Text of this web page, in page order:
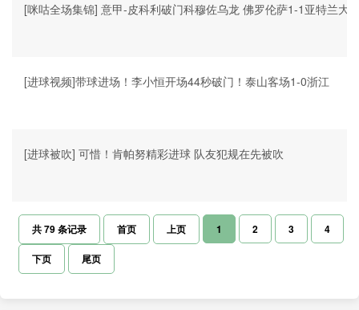
[咪咕全场集锦] 意甲-皮科利破门科穆佐乌龙 佛罗伦萨1-1亚特兰大
[进球视频]带球进场！李小恒开场44秒破门！泰山客场1-0浙江
[进球被吹] 可惜！肯帕努精彩进球 队友犯规在先被吹
共79条记录 首页 上页 1 2 3 4
下页 尾页